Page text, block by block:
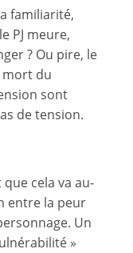
familiarité,
PJ meure,
? Ou pire, le
mort du
sont
de tension.
que cela va au-
entre la peur
Un
»